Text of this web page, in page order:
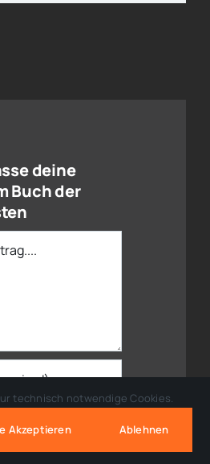
deine
Buch der
technisch notwendige Cookies.
Akzeptieren Ablehnen